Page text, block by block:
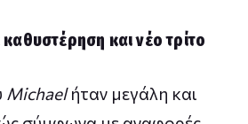
και νέο τρίτο
Michaelήταν μεγάλη και